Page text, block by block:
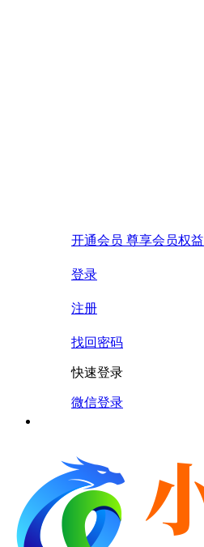
开通会员 尊享会员权益
登录
注册
找回密码
快速登录
微信登录